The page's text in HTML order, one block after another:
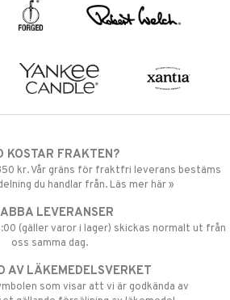
KOSTAR FRAKTEN?
kr. Vår gräns för fraktfri leverans bestäms
du handlar från. Läs mer här »
LEVERANSER
(gäller varor i lager) skickas normalt ut från
oss samma dag.
AV LÄKEMEDELSVERKET
som visar att vi är godkända av